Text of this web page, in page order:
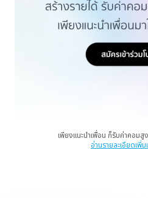
เพียงแนะนำเพื่อน ก็รับค่าคอม
อ่านรายละเอียดเพิ่